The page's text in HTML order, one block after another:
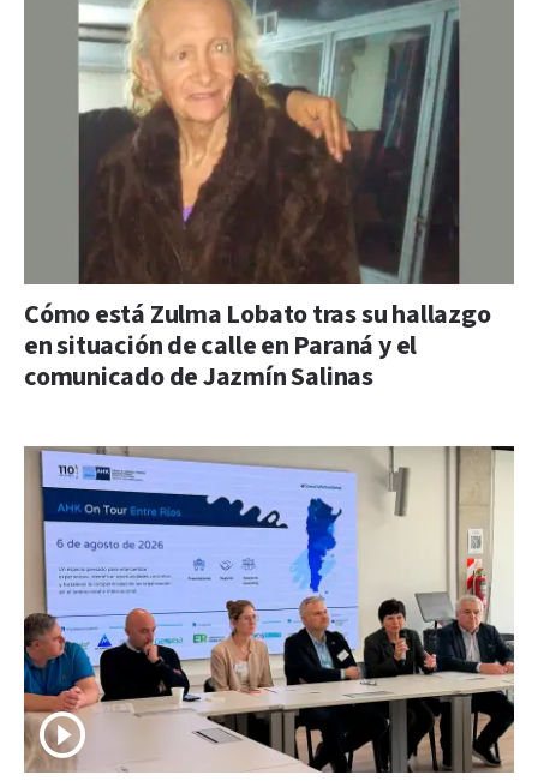
Cómo está Zulma Lobato tras su hallazgo
en situación de calle en Paraná y el
comunicado de Jazmín Salinas